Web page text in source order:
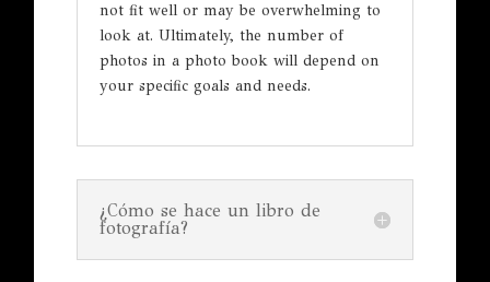
not fit well or may be overwhelming to
look at. Ultimately, the number of
photos in a photo book will depend on
your specific goals and needs.
¿Cómo se hace un libro de
fotografía?